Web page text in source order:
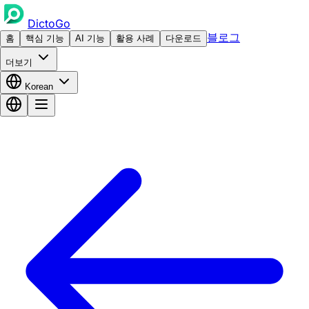
DictoGo
홈 핵심 기능 AI 기능 활용 사례 다운로드 블로그
더보기
Korean